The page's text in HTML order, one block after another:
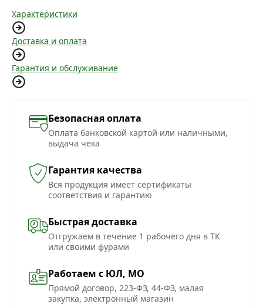
Характеристики
Доставка и оплата
Гарантия и обслуживание
Безопасная оплата
Оплата банковской картой или наличными,
выдача чека
Гарантия качества
Вся продукция имеет сертификаты
соответствия и гарантию
Быстрая доставка
Отгружаем в течение 1 рабочего дня в ТК
или своими фурами
Работаем с ЮЛ, МО
Прямой договор, 223-ФЗ, 44-ФЗ, малая
закупка, электронный магазин